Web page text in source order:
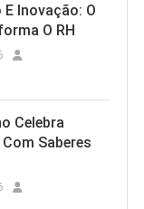
Inovação: O
O RH
Celebra
Saberes